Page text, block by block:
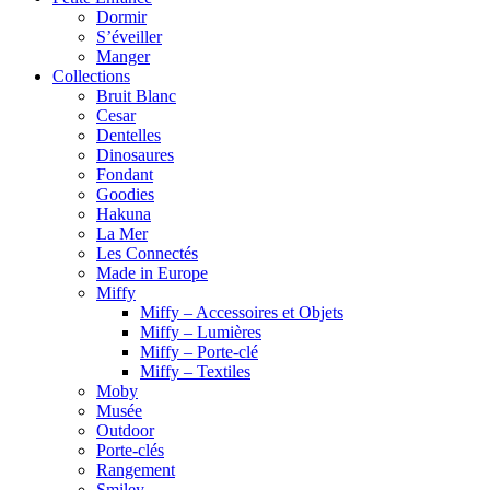
Dormir
S’éveiller
Manger
Collections
Bruit Blanc
Cesar
Dentelles
Dinosaures
Fondant
Goodies
Hakuna
La Mer
Les Connectés
Made in Europe
Miffy
Miffy – Accessoires et Objets
Miffy – Lumières
Miffy – Porte-clé
Miffy – Textiles
Moby
Musée
Outdoor
Porte-clés
Rangement